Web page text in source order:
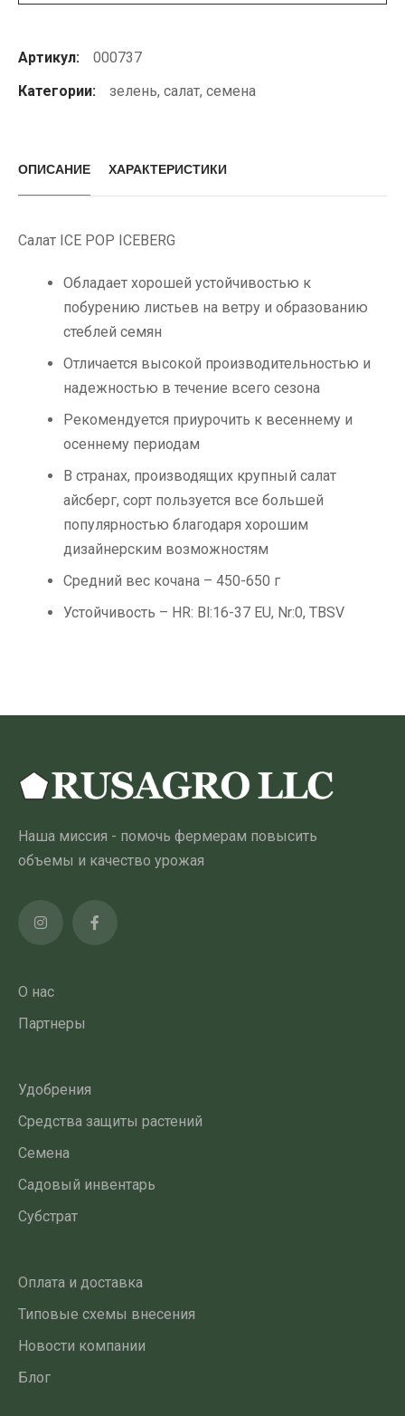
Артикул:
000737
Категории:
зелень, салат, семена
ОПИСАНИЕ ХАРАКТЕРИСТИКИ
Салат ICE POP ICEBERG
Обладает хорошей устойчивостью к
побурению листьев на ветру и образованию
стеблей семян
Отличается высокой производительностью и
надежностью в течение всего сезона
Рекомендуется приурочить к весеннему и
осеннему периодам
В странах, производящих крупный салат
айсберг, сорт пользуется все большей
популярностью благодаря хорошим
дизайнерским возможностям
Средний вес кочана – 450-650 г
Устойчивость – HR: Bl:16-37 EU, Nr:0, TBSV
Наша миссия - помочь фермерам повысить
объемы и качество урожая
О нас
Партнеры
Удобрения
Средства защиты растений
Семена
Садовый инвентарь
Субстрат
Оплата и доставка
Типовые схемы внесения
Новости компании
Блог